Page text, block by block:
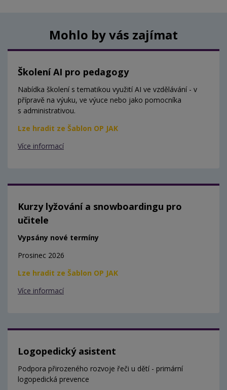
Mohlo by vás zajímat
Školení AI pro pedagogy
Nabídka školení s tematikou využití AI ve vzdělávání - v
přípravě na výuku, ve výuce nebo jako pomocníka
s administrativou.
Lze hradit ze Šablon OP JAK
Více informací
Kurzy lyžování a snowboardingu pro
učitele
Vypsány nové termíny
Prosinec 2026
Lze hradit ze Šablon OP JAK
Více informací
Logopedický asistent
Podpora přirozeného rozvoje řeči u dětí - primární
logopedická prevence